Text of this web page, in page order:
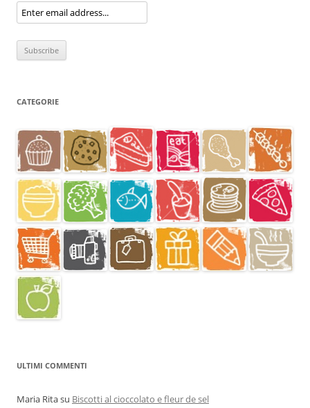
CATEGORIE
ULTIMI COMMENTI
Maria Ritasu Biscotti al cioccolato e fleur de sel